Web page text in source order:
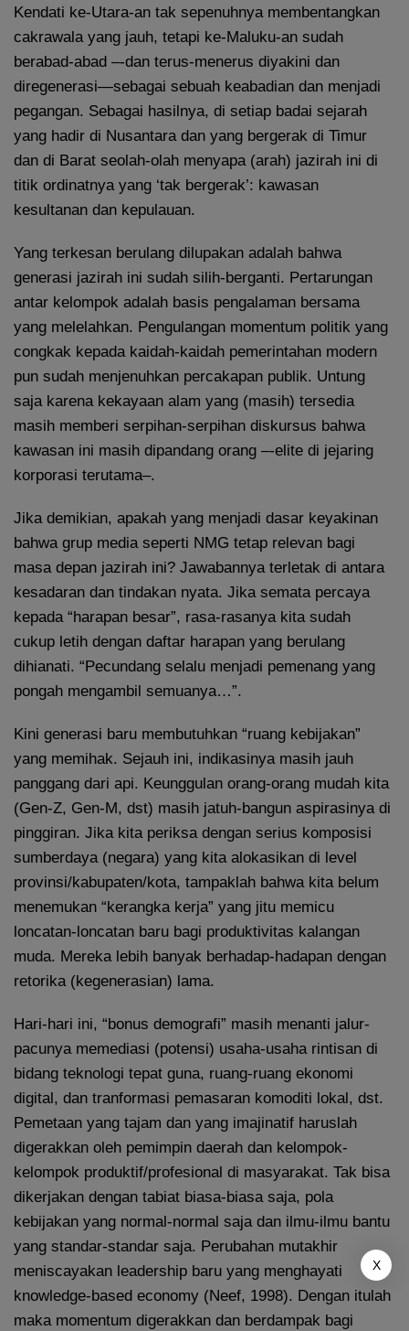
Kendati ke-Utara-an tak sepenuhnya membentangkan
cakrawala yang jauh, tetapi ke-Maluku-an sudah
berabad-abad –-dan terus-menerus diyakini dan
diregenerasi—sebagai sebuah keabadian dan menjadi
pegangan. Sebagai hasilnya, di setiap badai sejarah
yang hadir di Nusantara dan yang bergerak di Timur
dan di Barat seolah-olah menyapa (arah) jazirah ini di
titik ordinatnya yang ‘tak bergerak’: kawasan
kesultanan dan kepulauan.
Yang terkesan berulang dilupakan adalah bahwa
generasi jazirah ini sudah silih-berganti. Pertarungan
antar kelompok adalah basis pengalaman bersama
yang melelahkan. Pengulangan momentum politik yang
congkak kepada kaidah-kaidah pemerintahan modern
pun sudah menjenuhkan percakapan publik. Untung
saja karena kekayaan alam yang (masih) tersedia
masih memberi serpihan-serpihan diskursus bahwa
kawasan ini masih dipandang orang –-elite di jejaring
korporasi terutama–.
Jika demikian, apakah yang menjadi dasar keyakinan
bahwa grup media seperti NMG tetap relevan bagi
masa depan jazirah ini? Jawabannya terletak di antara
kesadaran dan tindakan nyata. Jika semata percaya
kepada “harapan besar”, rasa-rasanya kita sudah
cukup letih dengan daftar harapan yang berulang
dihianati. “Pecundang selalu menjadi pemenang yang
pongah mengambil semuanya…”.
Kini generasi baru membutuhkan “ruang kebijakan”
yang memihak. Sejauh ini, indikasinya masih jauh
panggang dari api. Keunggulan orang-orang mudah kita
(Gen-Z, Gen-M, dst) masih jatuh-bangun aspirasinya di
pinggiran. Jika kita periksa dengan serius komposisi
sumberdaya (negara) yang kita alokasikan di level
provinsi/kabupaten/kota, tampaklah bahwa kita belum
menemukan “kerangka kerja” yang jitu memicu
loncatan-loncatan baru bagi produktivitas kalangan
muda. Mereka lebih banyak berhadap-hadapan dengan
retorika (kegenerasian) lama.
Hari-hari ini, “bonus demografi” masih menanti jalur-
pacunya memediasi (potensi) usaha-usaha rintisan di
bidang teknologi tepat guna, ruang-ruang ekonomi
digital, dan tranformasi pemasaran komoditi lokal, dst.
Pemetaan yang tajam dan yang imajinatif haruslah
digerakkan oleh pemimpin daerah dan kelompok-
kelompok produktif/profesional di masyarakat. Tak bisa
dikerjakan dengan tabiat biasa-biasa saja, pola
kebijakan yang normal-normal saja dan ilmu-ilmu bantu
yang standar-standar saja. Perubahan mutakhir
meniscayakan leadership baru yang menghayati
knowledge-based economy (Neef, 1998). Dengan itulah
maka momentum digerakkan dan berdampak bagi
X